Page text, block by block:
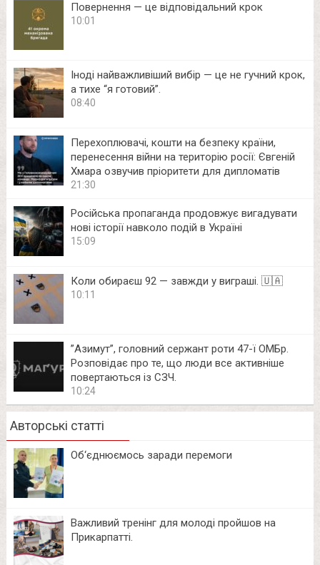
Повернення — це відповідальний крок
10:01
Іноді найважливіший вибір — це не гучний крок,
а тихе “я готовий”.
08:40
Перехоплювачі, кошти на безпеку країни,
перенесення війни на територію росії: Євгеній
Хмара озвучив пріоритети для дипломатів
21:30
Російська пропаганда продовжує вигадувати
нові історії навколо подій в Україні
15:09
Коли обираєш 92 — завжди у виграші. 🇺🇦
10:11
⁨”Азимут”, головний сержант роти 47-ї ОМБр.
Розповідає про те, що люди все активніше
повертаються із СЗЧ.
10:24
Авторські статті
Об‘єднюємось заради перемоги
Важливий тренінг для молоді пройшов на
Прикарпатті.